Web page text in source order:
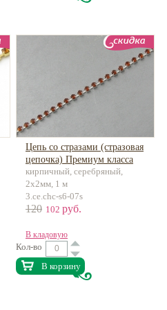
Цепь со стразами (стразовая
цепочка) Премиум класса
латунь
кирпичный, серебряный,
2х2мм, 1 м
3.ce.chc-s6-07s
120 102 руб.
В кладовую
Кол-во
В корзину